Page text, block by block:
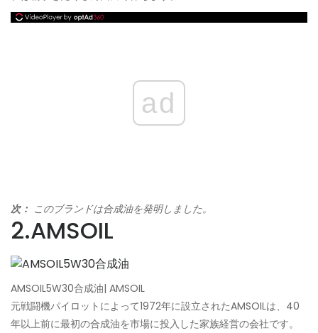
ad
次： このブランドは合成油を発明しました。
2.AMSOIL
AMSOIL5W30合成油| AMSOIL
元戦闘機パイロットによって1972年に設立されたAMSOILは、40
年以上前に最初の合成油を市場に投入した家族経営の会社です。